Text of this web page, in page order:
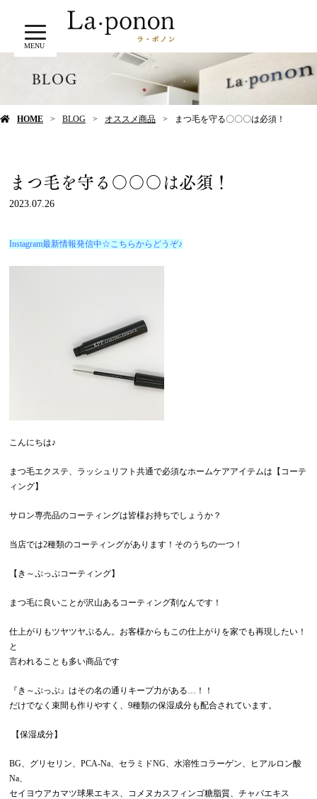
MENU
BLOG
HOME BLOG オススメ商品 まつ毛を守る〇〇〇は必須！
まつ毛を守る〇〇〇は必須！
2023.07.26
Instagram最新情報発信中☆こちらからどうぞ♪
こんにちは♪
まつ毛エクステ、ラッシュリフト共通で必須なホームケアアイテムは【コーテ
ィング】
サロン専売品のコーティングは皆様お持ちでしょうか？
当店では2種類のコーティングがあります！そのうちの一つ！
【き～ぷっぷコーティング】
まつ毛に良いことが沢山あるコーティング剤なんです！
仕上がりもツヤツヤぷるん。お客様からもこの仕上がりを家でも再現したい！
と
言われることも多い商品です
『き～ぷっぷ』はその名の通りキープ力がある…！！
だけでなく束間も作りやすく、9種類の保湿成分も配合されています。
【保湿成分】
BG、グリセリン、PCA-Na、セラミドNG、水溶性コラーゲン、ヒアルロン酸
Na、
セイヨウアカマツ球果エキス、コメヌカスフィンゴ糖脂質、チャバエキス